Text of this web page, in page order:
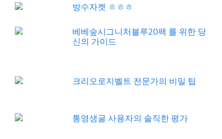
방수자켓 ㅎㅎㅎ
베베숲시그니처블루20팩 를 위한 당
신의 가이드
크리오로지벨트 전문가의 비밀 팁
통영생굴 사용자의 솔직한 평가